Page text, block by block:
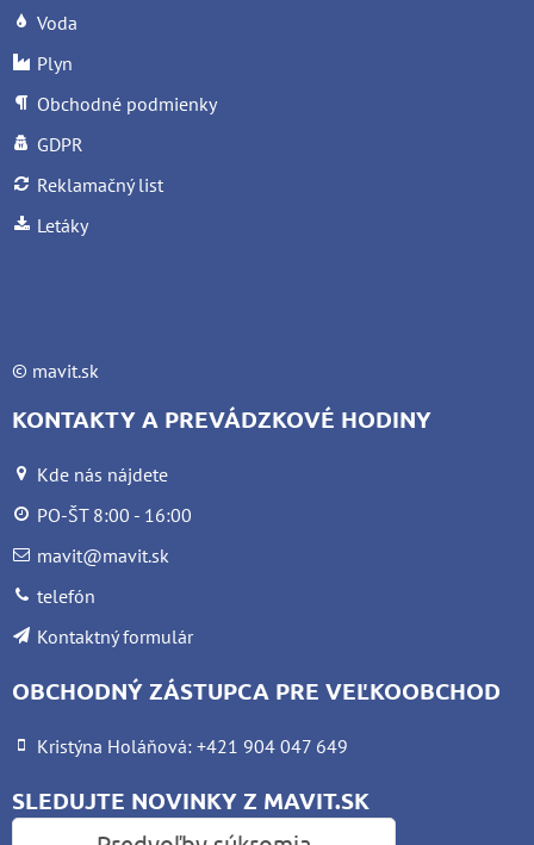
Voda
Plyn
Obchodné podmienky
GDPR
Reklamačný list
Letáky
© mavit.sk
KONTAKTY A PREVÁDZKOVÉ HODINY
Kde nás nájdete
PO-ŠT 8:00 - 16:00
mavit@mavit.sk
telefón
Kontaktný formulár
OBCHODNÝ ZÁSTUPCA PRE VEĽKOOBCHOD
Kristýna Holáňová: +421 904 047 649
SLEDUJTE NOVINKY Z MAVIT.SK